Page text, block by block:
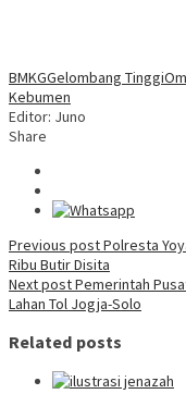
BMKGGelombang Tinggi
Kebumen
Editor: Juno
Share
Post
navigation
Previous postPolresta
Ribu Butir Disita
Next postPemerintah
Lahan Tol Jogja-Solo
Related posts